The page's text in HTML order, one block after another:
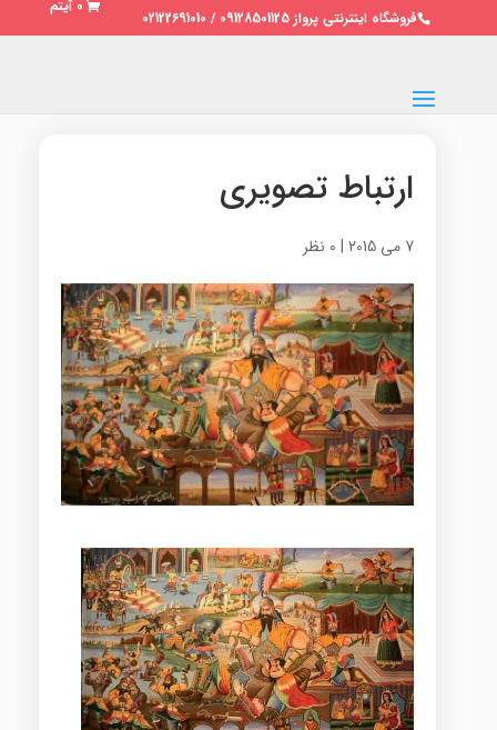
فروشگاه اینترنتی پرواز 09128501125 / 02122691010
0 آیتم
ارتباط تصویری
7 می 2015 | 0 نظر